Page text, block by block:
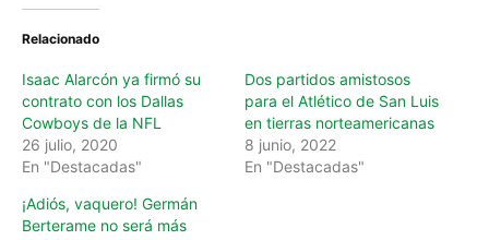
Relacionado
Isaac Alarcón ya firmó su
contrato con los Dallas
Cowboys de la NFL
26 julio, 2020
En "Destacadas"
Dos partidos amistosos
para el Atlético de San Luis
en tierras norteamericanas
8 junio, 2022
En "Destacadas"
¡Adiós, vaquero! Germán
Berterame no será más